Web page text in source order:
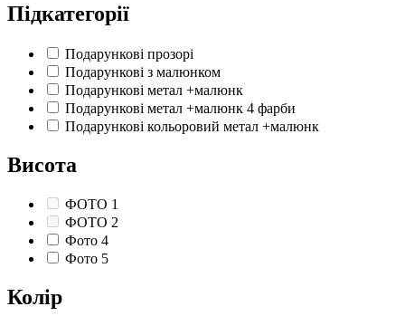
Підкатегорії
Подарункові прозорі
Подарункові з малюнком
Подарункові метал +малюнк
Подарункові метал +малюнк 4 фарби
Подарункові кольоровий метал +малюнк
Висота
ФОТО 1
ФОТО 2
Фото 4
Фото 5
Колір